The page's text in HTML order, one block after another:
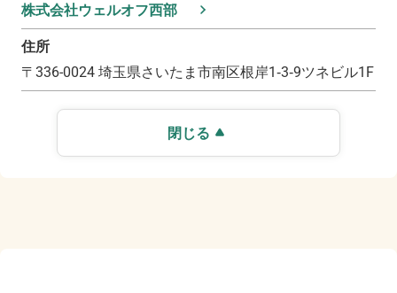
株式会社ウェルオフ西部
住所
〒 336-0024 埼玉県さいたま市南区根岸1‐3‐9ツネビル1F
閉じる